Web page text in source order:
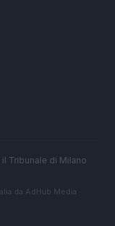
Tribunale di Milano
da AdHub Media